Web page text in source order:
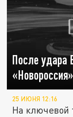
После удара
«Новороссия»
25 ИЮНЯ 12:16
На ключевой